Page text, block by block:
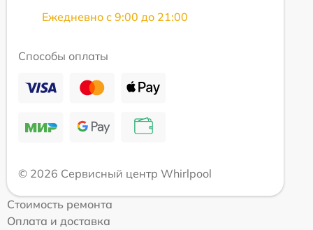
Ежедневно с 9:00 до 21:00
Способы оплаты
© 2026 Сервисный центр Whirlpool
Стоимость ремонта
Оплата и доставка